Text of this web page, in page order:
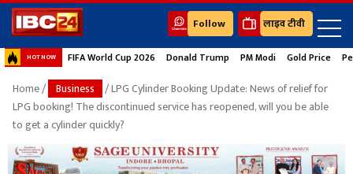
Follow लाइव टीवी
HOT NOW FIFA World Cup 2026 Donald Trump PM Modi Gold Price
Home/ Business
/ LPG Cylinder Booking Update: News of relief for
LPG booking! The discontinued service has reopened, will you be able
to get a cylinder quickly?